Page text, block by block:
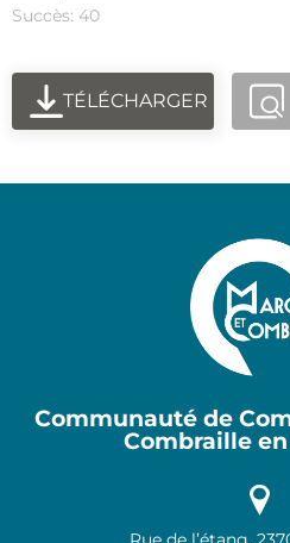
Succès: 40
TÉLÉCHARGER
Communauté de
Combraille